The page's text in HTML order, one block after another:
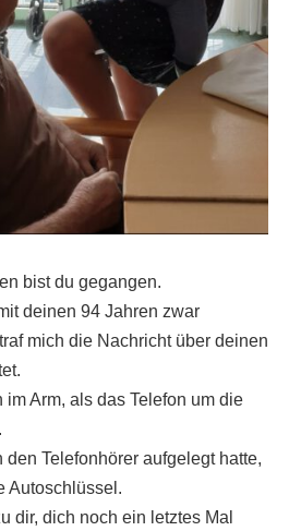
bist du gegangen.
deinen 94 Jahren zwar
mich die Nachricht über deinen
im Arm, als das Telefon um die
Telefonhörer aufgelegt hatte,
Autoschlüssel.
dir, dich noch ein letztes Mal